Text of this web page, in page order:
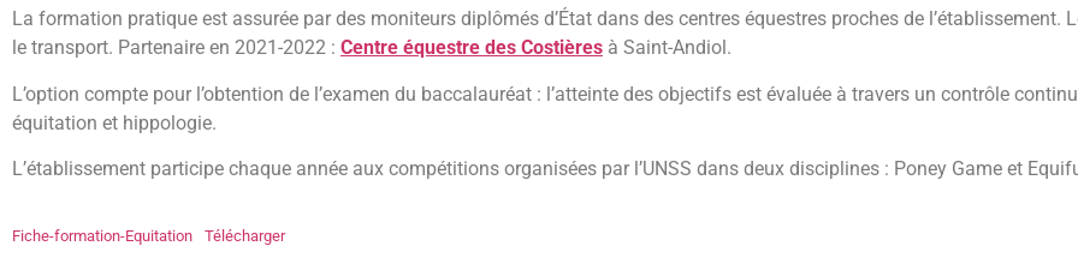
La formation pratique est assurée par des moniteurs diplômés d’État dans des centres équestres proches de l’établissement.
le transport. Partenaire en 2021-2022 : Centre équestre des Costières à Saint-Andiol.
L’option compte pour l’obtention de l’examen du baccalauréat : l’atteinte des objectifs est évaluée à travers un contrôle
équitation et hippologie.
L’établissement participe chaque année aux compétitions organisées par l’UNSS dans deux disciplines : Poney Game et
Fiche-formation-Equitation Télécharger